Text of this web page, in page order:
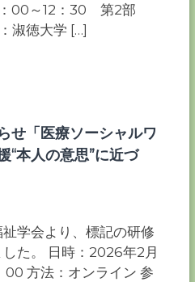
00～12：30 第2部
淑徳大学 […]
せ「医療ソーシャルワ
“本人の意思”に近づ
学会より、標記の研修
た。 日時：2026年2月
方法：オンライン 参